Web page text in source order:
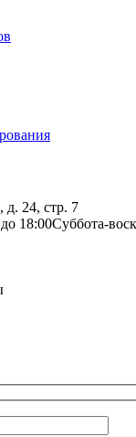
д. 24, стр. 7
18:00Суббота-